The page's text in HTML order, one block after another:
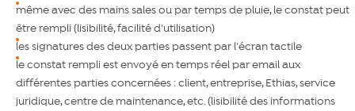
même avec des mains sales ou par temps de pluie, le constat peut
être rempli (lisibilité, facilité d'utilisation)
les signatures des deux parties passent par l'écran tactile
le constat rempli est envoyé en temps réel par email aux
différentes parties concernées : client, entreprise, Ethias, service
juridique, centre de maintenance, etc. (lisibilité des informations